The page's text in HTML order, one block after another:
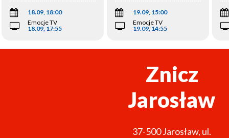
18.09, 18:00
Emocje TV
18.09, 17:55
19.09, 15:00
Emocje TV
19.09, 14:55
Znicz
Jarosław
37-500Jarosław, ul.